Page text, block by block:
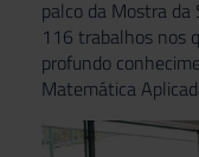
palco da Mostra
116 trabalhos nos
profundo
Matemática